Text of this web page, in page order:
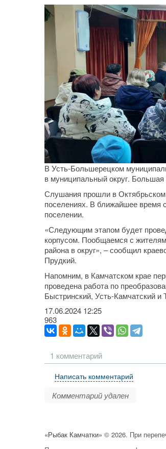
В Усть-Большерецком
в муниципальный округ.
Слушания прошли в Октябрьском
поселениях. В ближайшее время
поселении.
«Следующим этапом будет
корпусом. Пообщаемся с
района в округ», – сообщил
Прудкий.
Напомним, в Камчатском крае
проведена работа по
Быстринский, Усть-Камчатский и
17.06.2024 12:25
963
1 комментарий
Написать комментарий
Комментарий удален
«Рыбак Камчатки» © 2026. При